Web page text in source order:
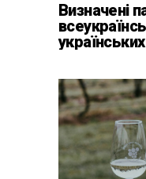
Визначені